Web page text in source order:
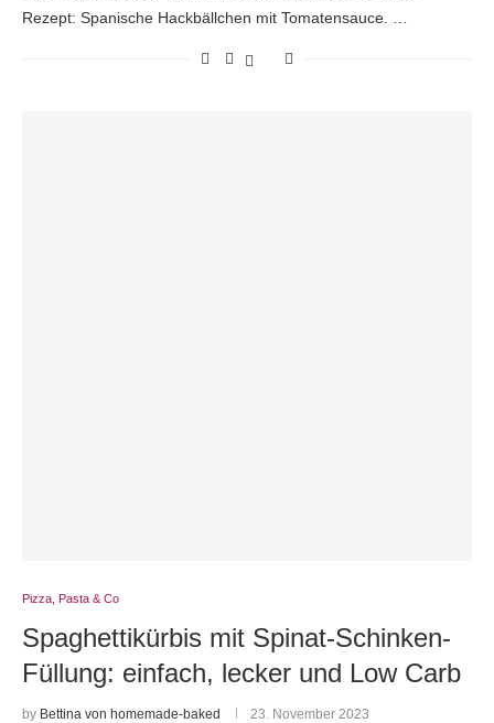
Rezept: Spanische Hackbällchen mit Tomatensauce. …
Pizza, Pasta & Co
Spaghettikürbis mit Spinat-Schinken-
Füllung: einfach, lecker und Low Carb
by Bettina von homemade-baked 23. November 2023